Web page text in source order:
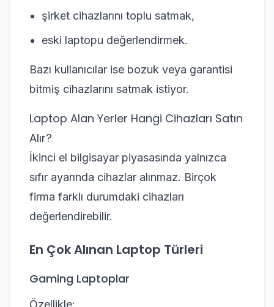
şirket cihazlarını toplu satmak,
eski laptopu değerlendirmek.
Bazı kullanıcılar ise bozuk veya garantisi
bitmiş cihazlarını satmak istiyor.
Laptop Alan Yerler Hangi Cihazları Satın
Alır?
İkinci el bilgisayar piyasasında yalnızca
sıfır ayarında cihazlar alınmaz. Birçok
firma farklı durumdaki cihazları
değerlendirebilir.
En Çok Alınan Laptop Türleri
Gaming Laptoplar
Özellikle: